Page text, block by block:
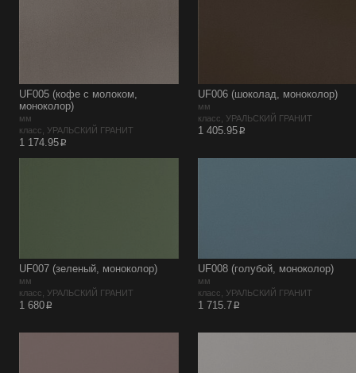
UF005 (кофе с молоком,
моноколор)
мм
класс, УРАЛЬСКИЙ ГРАНИТ
1 174.95p
UF006 (шоколад, моноколор)
мм
класс, УРАЛЬСКИЙ ГРАНИТ
1 405.95p
UF007 (зеленый, моноколор)
мм
класс, УРАЛЬСКИЙ ГРАНИТ
1 680p
UF008 (голубой, моноколор)
мм
класс, УРАЛЬСКИЙ ГРАНИТ
1 715.7p